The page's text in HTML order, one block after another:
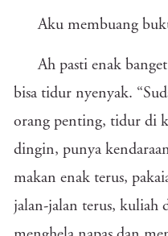
Aku membuang
Ah pasti enak
bisa tidur nyenyak.
orang penting, tidur di
dingin, punya
makan enak terus,
jalan-jalan terus, kuliah